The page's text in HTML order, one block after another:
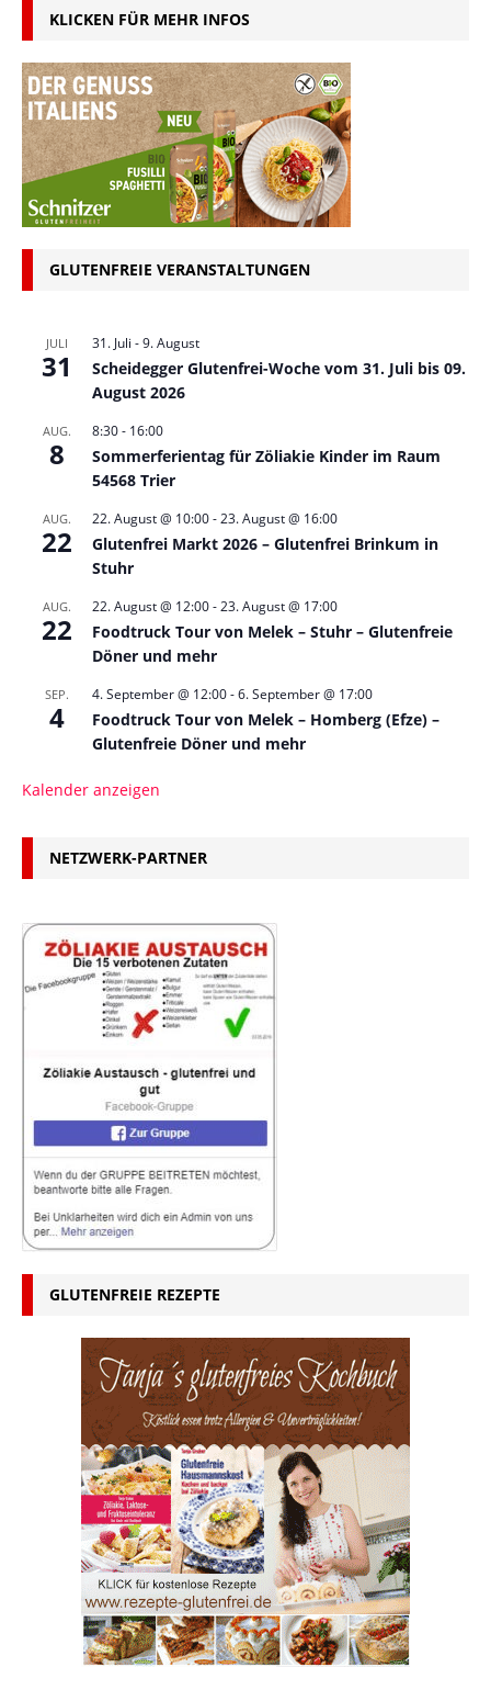
KLICKEN FÜR MEHR INFOS
GLUTENFREIE VERANSTALTUNGEN
JULI
31
31. Juli -9. August
Scheidegger Glutenfrei-Woche vom 31. Juli bis 09.
August 2026
AUG.
8
8:30- 16:00
Sommerferientag für Zöliakie Kinder im Raum
54568 Trier
AUG.
22
22. August @ 10:00-23. August @ 16:00
Glutenfrei Markt 2026 – Glutenfrei Brinkum in
Stuhr
AUG.
22
22. August @ 12:00-23. August @ 17:00
Foodtruck Tour von Melek – Stuhr – Glutenfreie
Döner und mehr
SEP.
4
4. September @ 12:00-6. September @ 17:00
Foodtruck Tour von Melek – Homberg (Efze) –
Glutenfreie Döner und mehr
Kalender anzeigen
NETZWERK-PARTNER
GLUTENFREIE REZEPTE